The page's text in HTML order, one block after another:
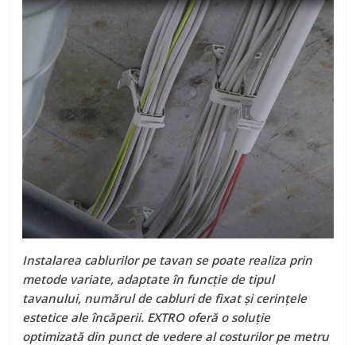
Instalarea cablurilor pe tavan se poate realiza prin
metode variate, adaptate în funcție de tipul
tavanului, numărul de cabluri de fixat și cerințele
estetice ale încăperii. EXTRO oferă o soluție
optimizată din punct de vedere al costurilor pe metru